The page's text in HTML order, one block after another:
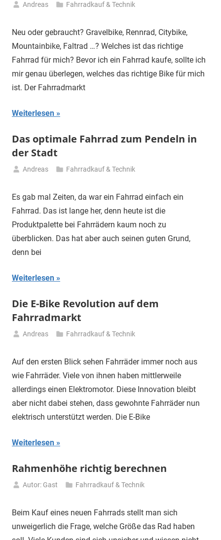
März
Andreas Fahrradkauf & Technik
Neu oder gebraucht? Gravelbike, Rennrad, Citybike,
Mountainbike, Faltrad …? Welches ist das richtige
Fahrrad für mich? Bevor ich ein Fahrrad kaufe, sollte ich
mir genau überlegen, welches das richtige Bike für mich
ist. Der Fahrradmarkt
Weiterlesen
Das optimale Fahrrad zum Pendeln in
der Stadt
November
Andreas Fahrradkauf & Technik
Es gab mal Zeiten, da war ein Fahrrad einfach ein
Fahrrad. Das ist lange her, denn heute ist die
Produktpalette bei Fahrrädern kaum noch zu
überblicken. Das hat aber auch seinen guten Grund,
denn bei
Weiterlesen
Die E-Bike Revolution auf dem
Fahrradmarkt
August
Andreas Fahrradkauf & Technik
Auf den ersten Blick sehen Fahrräder immer noch aus
wie Fahrräder. Viele von ihnen haben mittlerweile
allerdings einen Elektromotor. Diese Innovation bleibt
aber nicht dabei stehen, dass gewohnte Fahrräder nun
elektrisch unterstützt werden. Die E-Bike
Weiterlesen
Rahmenhöhe richtig berechnen
Juli
Autor: Gast Fahrradkauf & Technik
Beim Kauf eines neuen Fahrrads stellt man sich
unweigerlich die Frage, welche Größe das Rad haben